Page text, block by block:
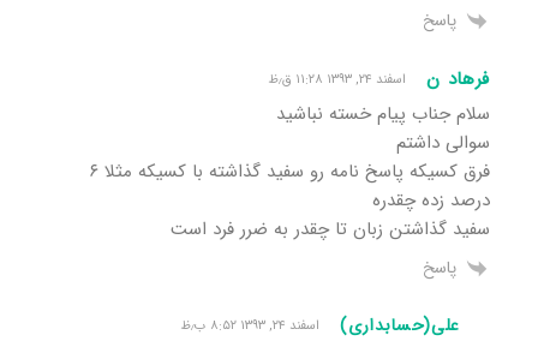
پاسخ
فرهاد ن اسفند ۲۴, ۱۳۹۳ ۱۱:۲۸ ق٫ظ
سلام جناب پیام خسته نباشید
سوالی داشتم
فرق کسیکه پاسخ نامه رو سفید گذاشته با کسیکه مثلا ۶
درصد زده چقدره
سفید گذاشتن زبان تا چقدر به ضرر فرد است
پاسخ
علی(حسابداری) اسفند ۲۴, ۱۳۹۳ ۸:۵۲ ب٫ظ